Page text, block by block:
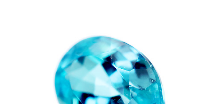
ご注文手続き
カートを見る
お買い物を続ける